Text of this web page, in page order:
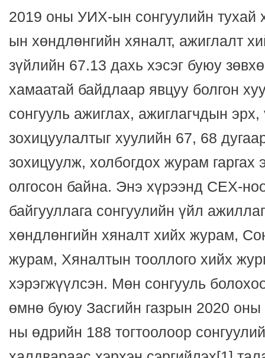
2019 оны УИХ-ын сонгуулийн тухай
ын хөндлөнгийн хяналт, ажиглалт
зүйлийн 67.13 дахь хэсэг буюу
хамаатай байдлаар явцуу болгон
сонгууль ажиглах, ажиглагчдын эрх,
зохицуулалтыг хуулийн 67, 68
зохицуулж, холбогдох журам
олгосон байна. Энэ хүрээнд СЕХ-
байгууллага сонгуулийн үйл
хөндлөнгийн хяналт хийх журам,
журам, Хяналтын тооллого хийх
хэрэгжүүлсэн. Мөн сонгууль
өмнө буюу Засгийн газрын 2020
ны өдрийн 188 тогтоолоор